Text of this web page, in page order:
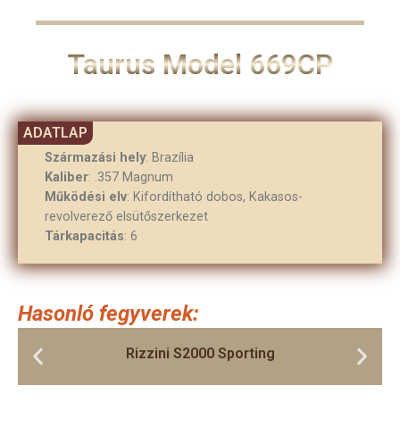
Taurus Model 669CP
Származási hely: Brazília
Kaliber: .357 Magnum
Működési elv: Kifordítható dobos, Kakasos-
revolverező elsütőszerkezet
Tárkapacitás: 6
Hasonló fegyverek:
Rizzini S2000 Sporting